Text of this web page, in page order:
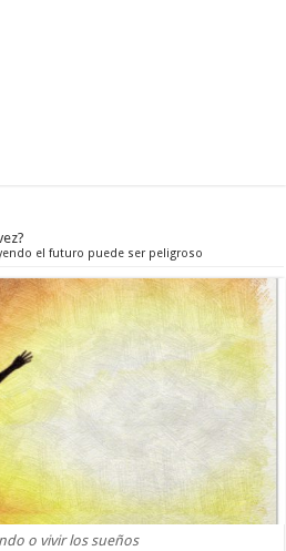
el futuro puede ser peligroso
o vivir los sueños